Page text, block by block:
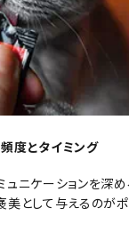
度とタイミング
ニケーションを深め
として与えるのがポ